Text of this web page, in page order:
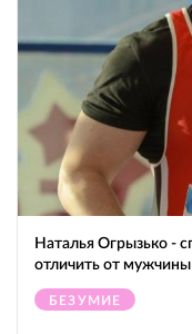
Наталья Огрызько -
отличить от мужчины
БЕЗУМИЕ